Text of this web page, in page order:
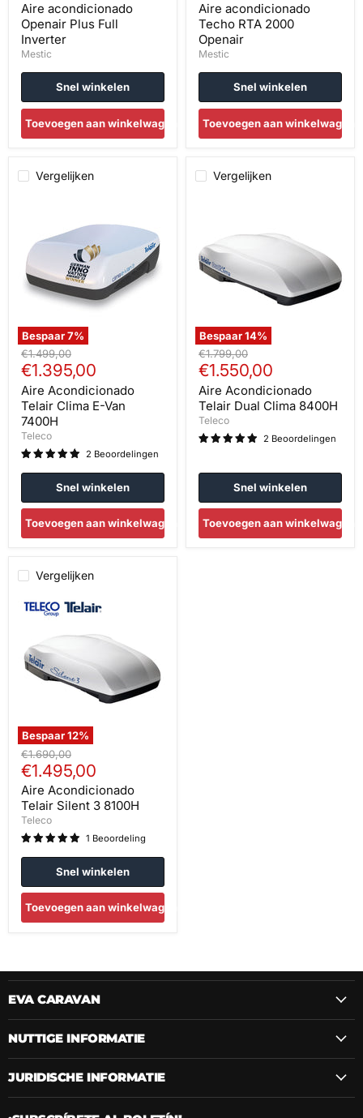
Aire acondicionado
Openair Plus Full
Inverter
Mestic
Snel winkelen
Toevoegen aan winkelwagen
Aire acondicionado
Techo RTA 2000
Openair
Mestic
Snel winkelen
Toevoegen aan winkelwagen
Vergelijken
Bespaar7%
Clima
E-
Van
7400H
Oorspronkelijke
prijs
€1.499,00
Huidige
prijs
€1.395,00
Aire Acondicionado
Telair Clima E-Van
7400H
Teleco
2 Beoordelingen
Snel winkelen
Toevoegen aan winkelwagen
Vergelijken
Bespaar14%
Clima
8400H
Oorspronkelijke
prijs
€1.799,00
Huidige
prijs
€1.550,00
Aire Acondicionado
Telair Dual Clima 8400H
Teleco
2 Beoordelingen
Snel winkelen
Toevoegen aan winkelwagen
Vergelijken
Bespaar12%
Aire
Acondicionado
3
8100H
Oorspronkelijke
prijs
€1.690,00
Huidige
prijs
€1.495,00
Aire Acondicionado
Telair Silent 3 8100H
Teleco
1 Beoordeling
Snel winkelen
Toevoegen aan winkelwagen
EVA CARAVAN
NUTTIGE INFORMATIE
JURIDISCHE INFORMATIE